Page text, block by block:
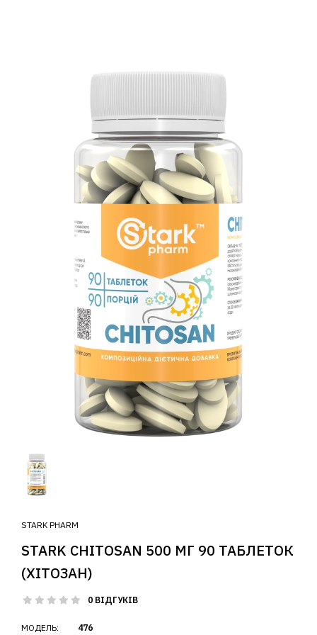
STARK PHARM
STARK CHITOSAN 500 МГ 90 ТАБЛЕТОК
(ХІТОЗАН)
0 ВІДГУКІВ
МОДЕЛЬ: 476